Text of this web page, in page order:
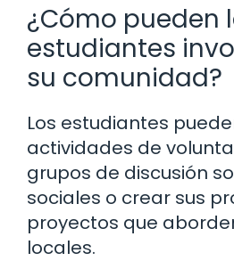
¿Cómo pueden
estudiantes
su comunidad?
Los estudiantes
actividades de
grupos de discusión
sociales o crear sus
proyectos que
locales.